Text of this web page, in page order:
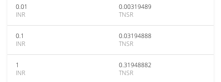
0.01
INR
0.00319489
TNSR
0.1
INR
0.03194888
TNSR
1
INR
0.31948882
TNSR